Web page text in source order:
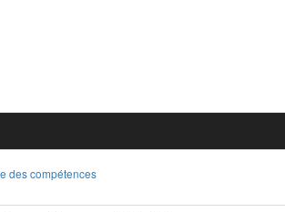
des compétences